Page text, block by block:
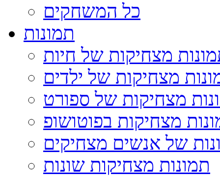
כל המשחקים
תמונות
מצחיקות של חיות
מצחיקות של ילדים
מצחיקות של ספורט
מצחיקות בפוטושופ
של אנשים מצחיקים
תמונות מצחיקות שונות